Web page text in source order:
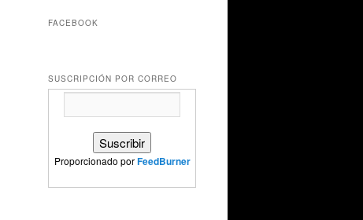
FACEBOOK
SUSCRIPCIÓN POR CORREO
Proporcionado porFeedBurner